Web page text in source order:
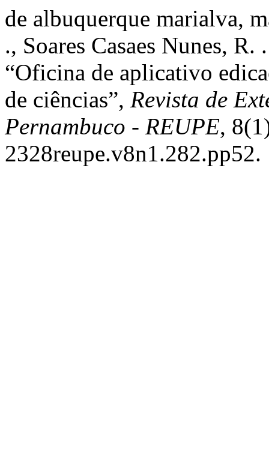
de albuquerque marialva,
., Soares Casaes Nunes,
“Oficina de aplicativo
de ciências”, Revista de
Pernambuco - REUPE,
2328reupe.v8n1.282.pp52.